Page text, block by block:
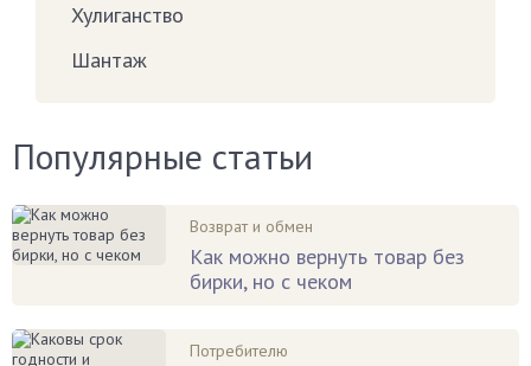
Хулиганство
Шантаж
Популярные статьи
Возврат и обмен
Как можно вернуть товар без
бирки, но с чеком
Потребителю